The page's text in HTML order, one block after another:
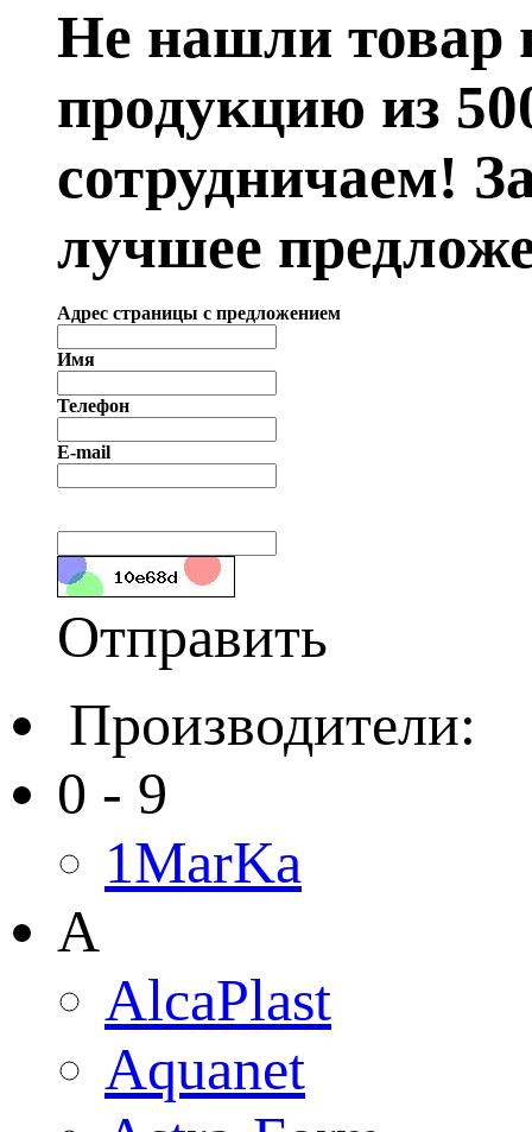
Не нашли товар
продукцию из
сотрудничаем!
лучшее
Адрес страницы с предложением
Имя
Телефон
E-mail
Отправить
Производители:
0 - 9
1MarKa
A
AlcaPlast
Aquanet